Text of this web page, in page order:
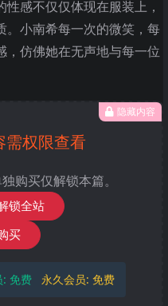
感不仅仅体现在服装上，
。小南希每一次的微笑，每
，仿佛她在无声地与每一位
隐藏内容
需权限查看
购买仅解锁本篇。
锁全站
买
: 免费 永久会员: 免费